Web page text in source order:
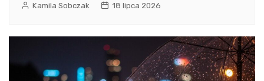
Kamila Sobczak 18 lipca 2026